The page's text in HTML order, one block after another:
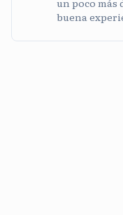
un poco más
buena